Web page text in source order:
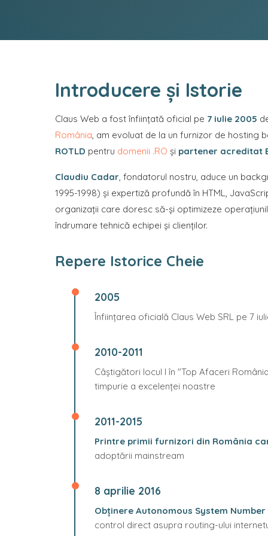
Introducere și Istorie
Claus Web a fost înființată oficial pe 7 iulie 2005
România, am evoluat de la un furnizor de hosting
ROTLD pentru domenii .RO și partener acreditat
Claudiu Cadar, fondatorul nostru, aduce un
1995-1998) și expertiză profundă în HTML,
organizații care doresc să-și optimizeze
îndrumare tehnică echipei și clienților.
Repere Istorice Cheie
2005
Înființarea oficială Claus Web SRL pe 7
2010-2011
Câștigători locul I în "Top Afaceri
timpurie a excelenței noastre
2011-2015
Printre primii furnizori din România
adoptării mainstream
8 aprilie 2016
Obținere Autonomous System Number
control direct asupra routing-ului